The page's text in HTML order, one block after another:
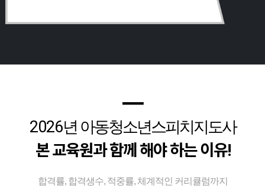
━
2026년 아동청소년스피치지도사
본 교육원과 함께 해야 하는 이유!
합격률, 합격생수, 적중률, 체계적인 커리큘럼까지